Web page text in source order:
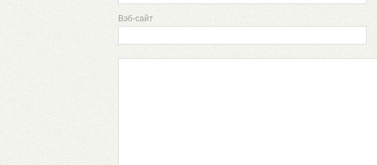
Вэб-сайт